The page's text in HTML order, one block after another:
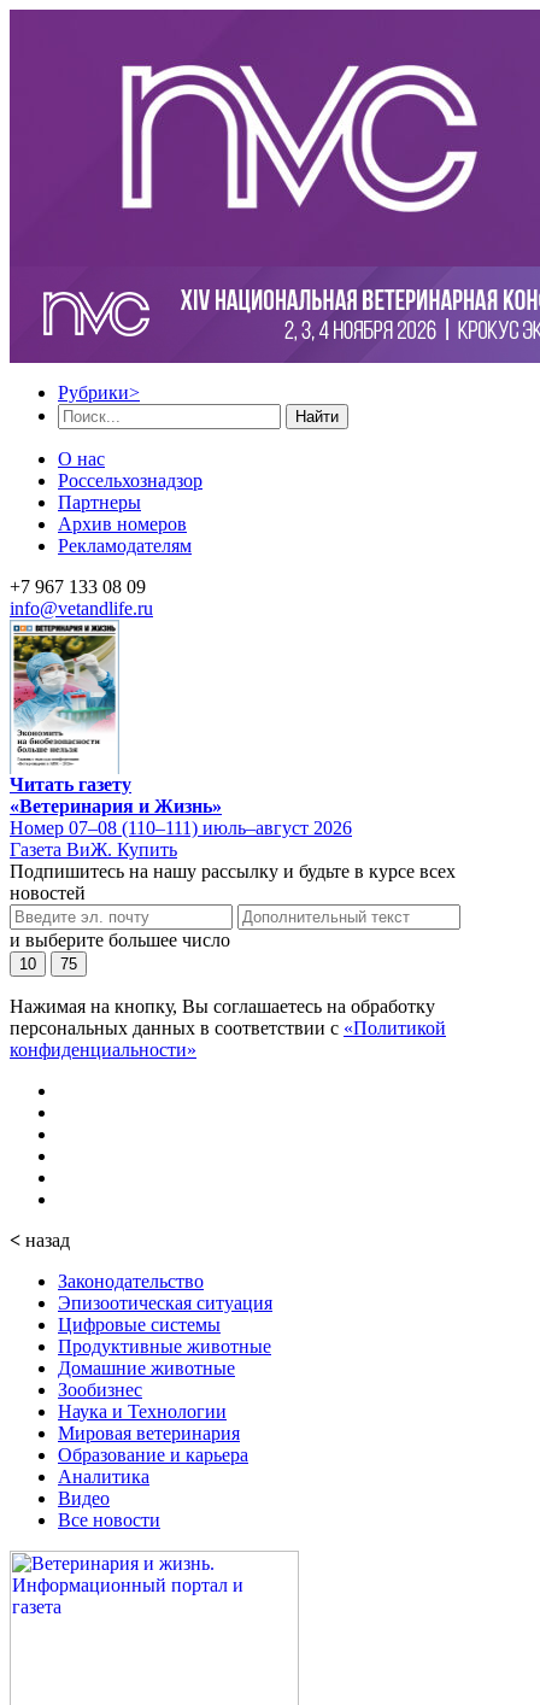
Рубрики>
Найти
О нас
Россельхознадзор
Партнеры
Архив номеров
Рекламодателям
+7 967 133 08 09
info@vetandlife.ru
Читать газету
«Ветеринария и Жизнь»
Номер 07–08 (110–111) июль–август 2026
Газета ВиЖ. Купить
Подпишитесь на нашу рассылку и будьте в курсе всех
новостей
и выберите большее число
10 75
Нажимая на кнопку, Вы соглашаетесь на обработку
персональных данных в соответствии с «Политикой
конфиденциальности»
< назад
Законодательство
Эпизоотическая ситуация
Цифровые системы
Продуктивные животные
Домашние животные
Зообизнес
Наука и Технологии
Мировая ветеринария
Образование и карьера
Аналитика
Видео
Все новости